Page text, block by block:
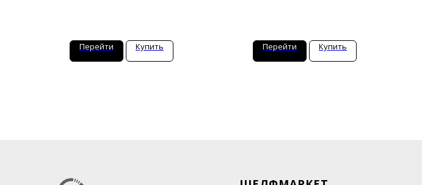
Перейти Купить Перейти Купить